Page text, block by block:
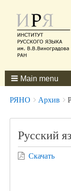
Main menu
Breadcrumbs
You
РЯНО Архив
Русский
Скачать